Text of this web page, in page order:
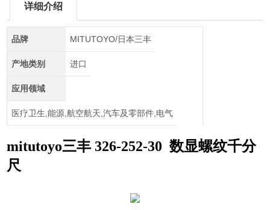
详细介绍
品牌 MITUTOYO/日本三丰
产地类别 进口
应用领域
医疗卫生,能源,航空航天,汽车及零部件,电气
mitutoyo三丰 326-252-30 数显螺纹千分
尺